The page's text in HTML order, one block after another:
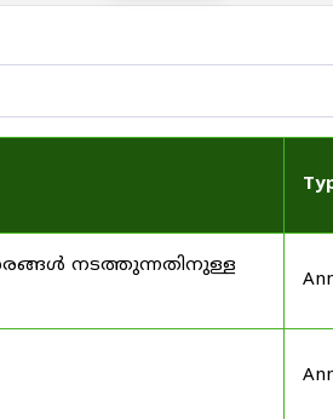
നടത്തുന്നതിനുള്ള